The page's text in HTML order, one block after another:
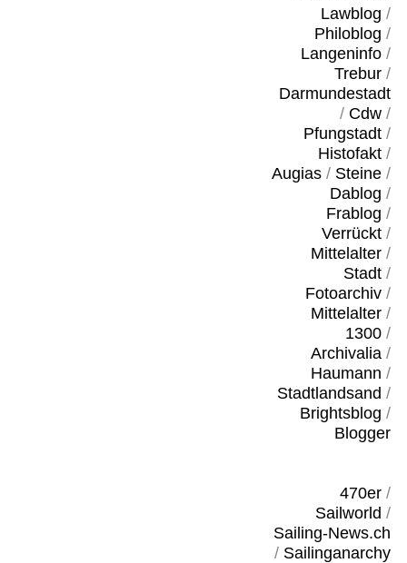
Lawblog /
Philoblog /
Langeninfo/
Trebur/
Darmundestadt
/ Cdw/
Pfungstadt/
Histofakt/
Augias/ Steine/
Dablog /
Frablog /
Verrückt/
Mittelalter/
Stadt/
Fotoarchiv/
Mittelalter/
1300/
Archivalia/
Haumann /
Stadtlandsand /
Brightsblog /
Blogger
470er/
Sailworld /
Sailing-News.ch
/ Sailinganarchy